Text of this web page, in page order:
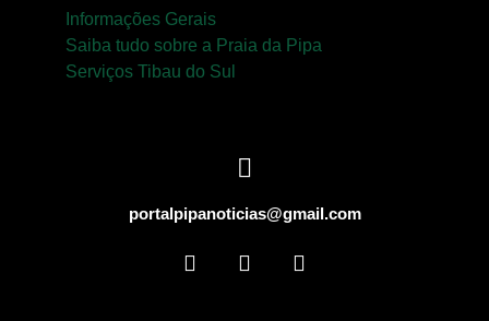
Informações Gerais
Saiba tudo sobre a Praia da Pipa
Serviços Tibau do Sul
portalpipanoticias@gmail.com